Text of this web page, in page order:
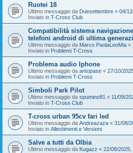
Ruotei 18
Ultimo messaggio da Duesettembre « 04/
Inviato in T-Cross Club
Compatibilità sistema
telefoni android di ultima
Ultimo messaggio da Marco PaolaLeoMia «
Inviato in Problemi T-Cross
Problema audio Iphone
Ultimo messaggio da antopase « 27/10/
Inviato in Problemi T-Cross
Simboli Park Pilot
Ultimo messaggio da spumino81 « 11/09/
Inviato in T-Cross Club
T-cross urban 95cv fari led
Ultimo messaggio da Andreazaza « 31/08/
Inviato in Allestimenti e Versioni
Salve a tutti da Olbia
Ultimo messaggio da Kugazz « 22/08/2025,